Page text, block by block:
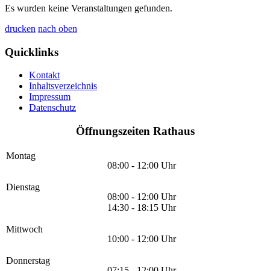
Es wurden keine Veranstaltungen gefunden.
drucken nach oben
Quicklinks
Kontakt
Inhaltsverzeichnis
Impressum
Datenschutz
Öffnungszeiten Rathaus
Montag
08:00 - 12:00 Uhr
Dienstag
08:00 - 12:00 Uhr
14:30 - 18:15 Uhr
Mittwoch
10:00 - 12:00 Uhr
Donnerstag